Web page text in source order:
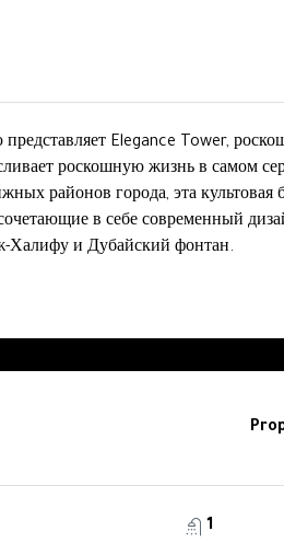
Elegance Tower,
роскошную жизнь в самом
районов города, эта культовая
в себе современный
Халифу и Дубайский фонтан.
1